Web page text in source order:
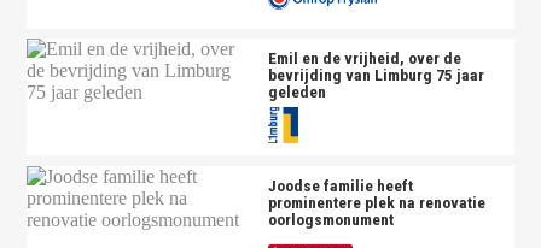
Emil en de vrijheid, over de
bevrijding van Limburg 75 jaar
geleden
Joodse familie heeft
prominentere plek na renovatie
oorlogsmonument